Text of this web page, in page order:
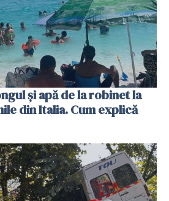
și apă de la robinet la
din Italia. Cum explică